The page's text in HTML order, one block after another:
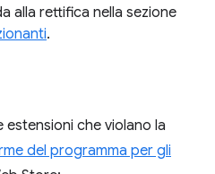
alla rettifica nella sezione
.
che violano la
del programma per gli